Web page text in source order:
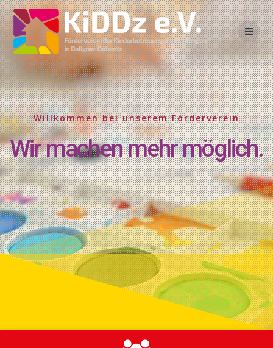
Skip
to
content
Willkommen bei unserem Förderverein
Wir machen mehr möglich.